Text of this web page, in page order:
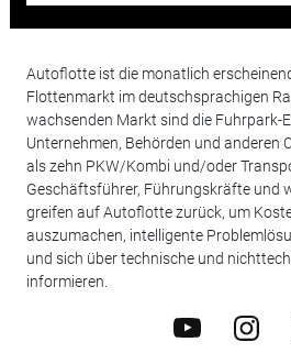
Autoflotte ist die monatlich
Flottenmarkt im deutschsprachigen
wachsenden Markt sind die Fuhrpark-
Unternehmen, Behörden und anderen
als zehn PKW/Kombi und/oder
Geschäftsführer, Führungskräfte und
greifen auf Autoflotte zurück, um
auszumachen, intelligente
und sich über technische und
informieren.